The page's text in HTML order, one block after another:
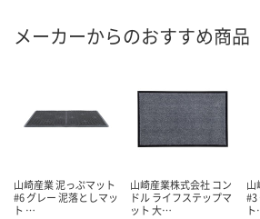
メーカーからのおすすめ商品
山崎産業 泥っぷマット
#6 グレー 泥落としマッ
ト …
山崎産業株式会社 コン
ドル ライフステップマ
ット 大…
山
#3